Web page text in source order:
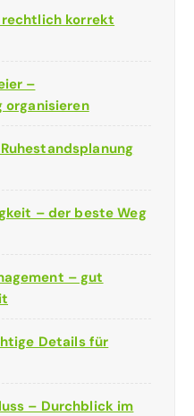
korrekt
–
organisieren
– der beste Weg
– gut
Details für
– Durchblick im